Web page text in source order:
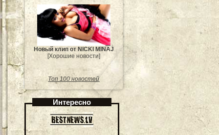
Новый клип от NICKI MINAJ
[Хорошие новости]
Топ 100 новостей
Интересно